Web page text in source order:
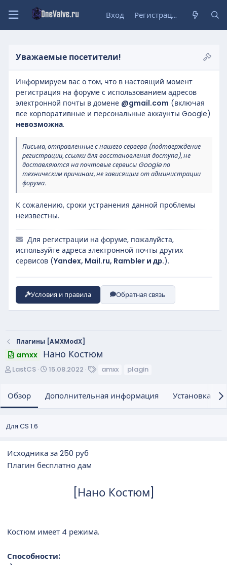
Вход Регистрация
Уважаемые посетители!
Информируем вас о том, что в настоящий момент
регистрация на форуме с использованием адресов
электронной почты в домене @gmail.com (включая
все корпоративные и персональные аккаунты Google)
невозможна.
Письма, отправленные с нашего сервера (подтверждение
регистрации, ссылки для восстановления доступа), не
доставляются на почтовые сервисы Google по
техническим причинам, не зависящим от администрации
форума.
К сожалению, сроки устранения данной проблемы
неизвестны.
Для регистрации на форуме, пожалуйста,
используйте адреса электронной почты других
сервисов (Yandex, Mail.ru, Rambler и др.).
Условия и правила Обратная связь
Плагины [AMXModX]
amxx Нано Костюм
А
о
р
LastCS
Д
а
с
д
а
и
15.08.2022
и
amxx plagin
Обзор Дополнительная информация Установка и
Для CS 1.6
Исходника за 250 руб
Плагин бесплатно дам
[Нано Костюм]
Костюм имеет 4 режима.
Способности: